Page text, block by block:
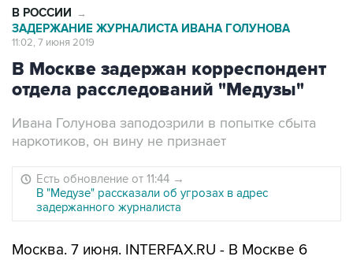
В РОССИИ →
ЗАДЕРЖАНИЕ ЖУРНАЛИСТА ИВАНА ГОЛУНОВА
11:02, 7 июня 2019
В Москве задержан корреспондент
отдела расследований "Медузы"
Ивана Голунова заподозрили в попытке сбыта
наркотиков, он вину не признает
Есть обновление от 11:44 →
В "Медузе" рассказали об угрозах в адрес
задержанного журналиста
Москва. 7 июня. INTERFAX.RU - В Москве 6